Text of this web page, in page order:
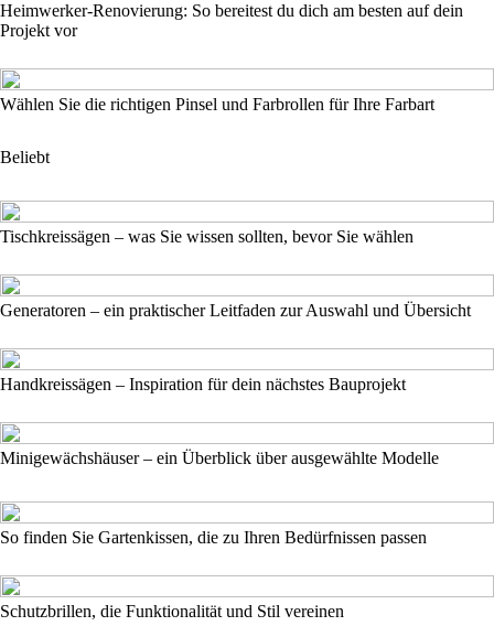
Heimwerker-Renovierung: So bereitest du dich am besten auf dein
Projekt vor
Wählen Sie die richtigen Pinsel und Farbrollen für Ihre Farbart
Beliebt
Tischkreissägen – was Sie wissen sollten, bevor Sie wählen
Generatoren – ein praktischer Leitfaden zur Auswahl und Übersicht
Handkreissägen – Inspiration für dein nächstes Bauprojekt
Minigewächshäuser – ein Überblick über ausgewählte Modelle
So finden Sie Gartenkissen, die zu Ihren Bedürfnissen passen
Schutzbrillen, die Funktionalität und Stil vereinen